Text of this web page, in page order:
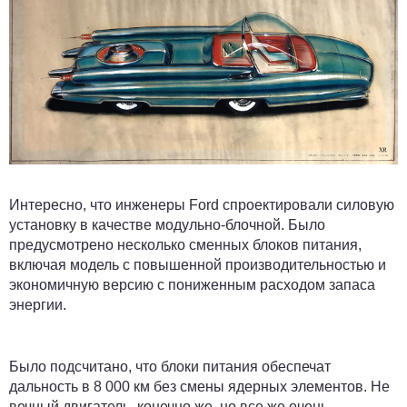
Интересно, что инженеры Ford спроектировали силовую
установку в качестве модульно-блочной. Было
предусмотрено несколько сменных блоков питания,
включая модель с повышенной производительностью и
экономичную версию с пониженным расходом запаса
энергии.
Было подсчитано, что блоки питания обеспечат
дальность в 8 000 км без смены ядерных элементов. Не